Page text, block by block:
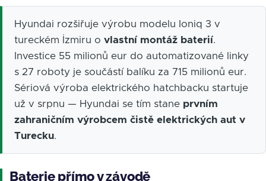
Hyundai rozšiřuje výrobu modelu Ioniq 3 v
tureckém İzmiru o vlastní montáž baterií.
Investice 55 milionů eur do automatizované linky
s 27 roboty je součástí balíku za 715 milionů eur.
Sériová výroba elektrického hatchbacku startuje
už v srpnu — Hyundai se tím stane prvním
zahraničním výrobcem čistě elektrických aut v
Turecku.
Baterie přímo v závodě